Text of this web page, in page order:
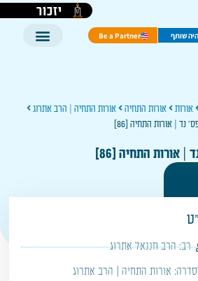
יזכור
שותף Be a Partner
אורות אורות התחיה
אורות התחיה | הרב אתרוג
נד | אורות התחיה [86]
| אורות התחיה [86]
רב: הרב חננאל אתרוג
אורות התחיה | הרב אתרוג